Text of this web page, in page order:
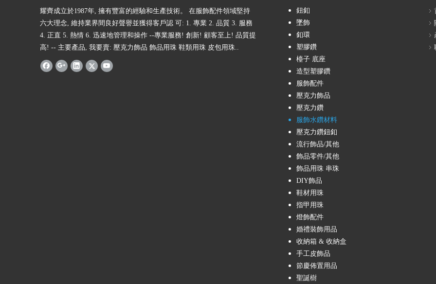
耀齊成立於1987年, 擁有豐富的經驗和生產技術。 在服飾配件領域堅持
六大理念, 維持業界間良好聲譽並獲得客戶認 可: 1. 專業 2. 品質 3. 服務
4. 正直 5. 熱情 6. 迅速地管理和操作 --專業服務! 創新! 顧客至上! 品質提
高! -- 主要產品, 我要賣: 壓克力飾品 飾品用珠 鞋類用珠 皮包用珠..
鈕釦
墜飾
釦環
塑膠鑽
檯子 底座
造型塑膠鑽
服飾配件
壓克力飾品
壓克力鑽
服飾水鑽材料
壓克力鑽鈕釦
流行飾品/其他
飾品零件/其他
飾品用珠 串珠
DIY飾品
鞋材用珠
指甲用珠
燈飾配件
婚禮裝飾用品
收納箱 & 收納盒
手工皮飾品
節慶佈置用品
聖誕樹